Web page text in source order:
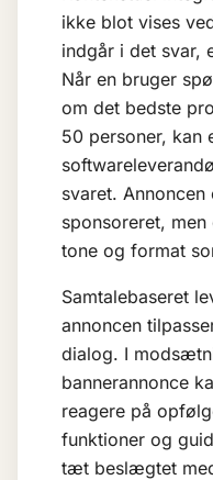
ikke blot vises
indgår i det svar,
Når en bruger
om det bedste
50 personer, kan
svaret.
sponsoreret,
tone og format
Samtalebaseret
annoncen
dialog. I
bannerannonce
reagere på
funktioner og
tæt beslægtet